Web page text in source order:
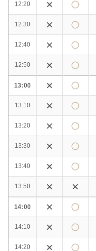
12:20
12:30
12:40
12:50
13:00
13:10
13:20
13:30
13:40
13:50
14:00
14:10
14:20